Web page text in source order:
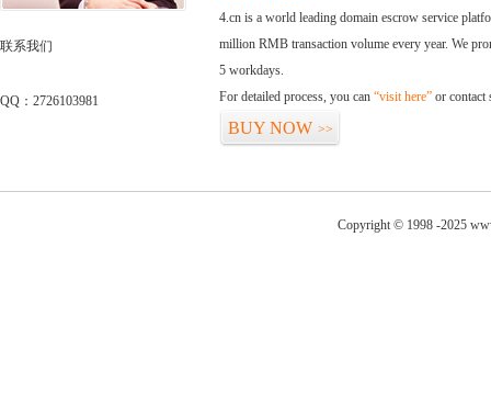
联系我们
QQ：2726103981
4.cn is a world leading domain escrow service
million RMB transaction volume every year. We
5 workdays.
For detailed process, you can “visit here” or contact
BUY NOW >>
Copyright © 1998 -2025